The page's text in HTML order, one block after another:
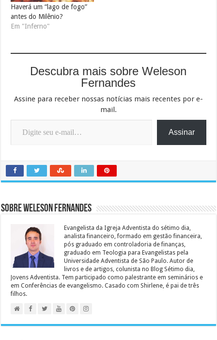
Haverá um “lago de fogo”
antes do Milênio?
Em "Inferno"
Descubra mais sobre Weleson
Fernandes
Assine para receber nossas notícias mais recentes por e-
mail.
Digite seu e-mail…
Assinar
Sobre Weleson Fernandes
Evangelista da Igreja Adventista do sétimo dia,
analista financeiro, formado em gestão financeira,
pós graduado em controladoria de finanças,
graduado em Teologia para Evangelistas pela
Universidade Adventista de São Paulo. Autor de
livros e de artigos, colunista no Blog Sétimo dia,
Jovens Adventista. Tem participado como palestrante em seminários e
em Conferências de evangelismo. Casado com Shirlene, é pai de três
filhos.